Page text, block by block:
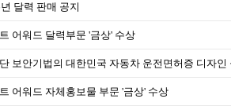
달력 판매 공지
어워드 달력부문 '금상' 수상
보안기법의 대한민국 자동차 운전면허증 디자인
어워드 자체홍보물 부문 '금상' 수상